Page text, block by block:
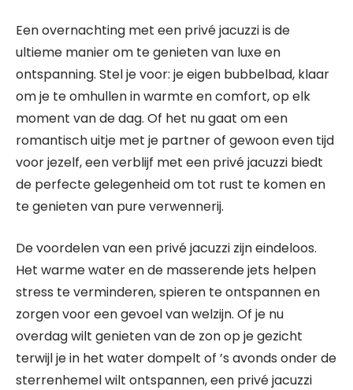
Een overnachting met een privé jacuzzi is de
ultieme manier om te genieten van luxe en
ontspanning. Stel je voor: je eigen bubbelbad, klaar
om je te omhullen in warmte en comfort, op elk
moment van de dag. Of het nu gaat om een
romantisch uitje met je partner of gewoon even tijd
voor jezelf, een verblijf met een privé jacuzzi biedt
de perfecte gelegenheid om tot rust te komen en
te genieten van pure verwennerij.
De voordelen van een privé jacuzzi zijn eindeloos.
Het warme water en de masserende jets helpen
stress te verminderen, spieren te ontspannen en
zorgen voor een gevoel van welzijn. Of je nu
overdag wilt genieten van de zon op je gezicht
terwijl je in het water dompelt of ’s avonds onder de
sterrenhemel wilt ontspannen, een privé jacuzzi